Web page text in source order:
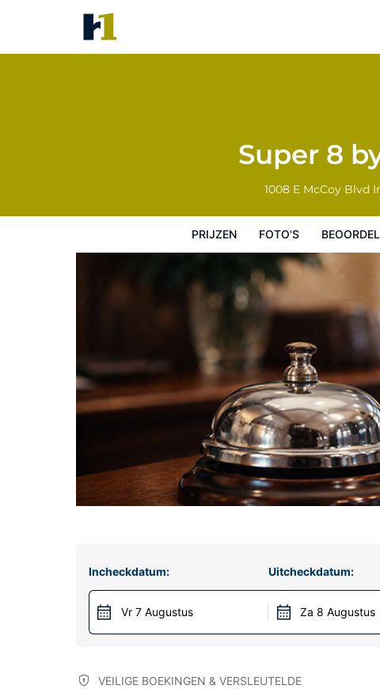
Super 8
1008 E McCoy Blvd
PRIJZEN FOTO'S
Incheckdatum:
Vr 7 Augustus
Uitcheckdatum:
Za 8 Augustus
VEILIGE BOEKINGEN & VERSLEUTELDE